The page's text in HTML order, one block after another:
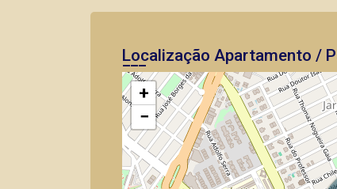
Localização Apartamento /
+
−